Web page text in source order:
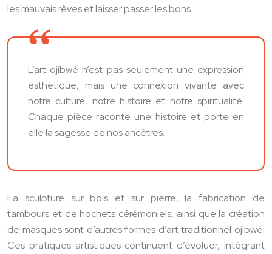
les mauvais rêves et laisser passer les bons.
L’art ojibwé n’est pas seulement une expression
esthétique, mais une connexion vivante avec
notre culture, notre histoire et notre spiritualité.
Chaque pièce raconte une histoire et porte en
elle la sagesse de nos ancêtres.
La sculpture sur bois et sur pierre, la fabrication de
tambours et de hochets cérémoniels, ainsi que la création
de masques sont d’autres formes d’art traditionnel ojibwé.
Ces pratiques artistiques continuent d’évoluer, intégrant